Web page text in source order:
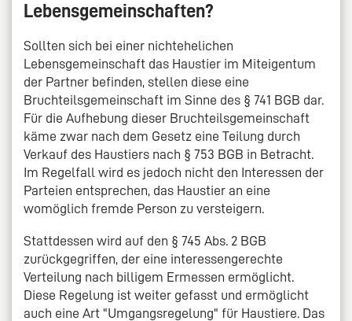
Lebensgemeinschaften?
Sollten sich bei einer nichtehelichen
Lebensgemeinschaft das Haustier im Miteigentum
der Partner befinden, stellen diese eine
Bruchteilsgemeinschaft im Sinne des § 741 BGB dar.
Für die Aufhebung dieser Bruchteilsgemeinschaft
käme zwar nach dem Gesetz eine Teilung durch
Verkauf des Haustiers nach § 753 BGB in Betracht.
Im Regelfall wird es jedoch nicht den Interessen der
Parteien entsprechen, das Haustier an eine
womöglich fremde Person zu versteigern.
Stattdessen wird auf den § 745 Abs. 2 BGB
zurückgegriffen, der eine interessengerechte
Verteilung nach billigem Ermessen ermöglicht.
Diese Regelung ist weiter gefasst und ermöglicht
auch eine Art "Umgangsregelung" für Haustiere. Das